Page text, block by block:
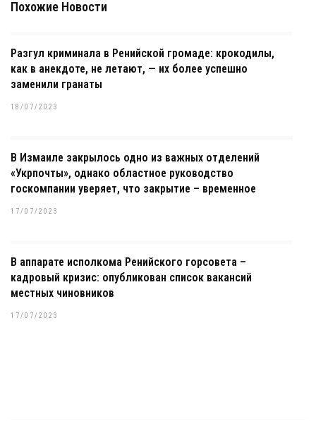
Похожие Новости
Разгул криминала в Ренийской громаде: крокодилы,
как в анекдоте, не летают, — их более успешно
заменили гранаты
18/07/2023
В Измаиле закрылось одно из важных отделений
«Укрпочты», однако областное руководство
госкомпании уверяет, что закрытие – временное
17/07/2023
В аппарате исполкома Ренийского горсовета –
кадровый кризис: опубликован список вакансий
местных чиновников
17/07/2023